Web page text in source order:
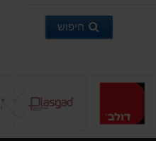
חיפוש